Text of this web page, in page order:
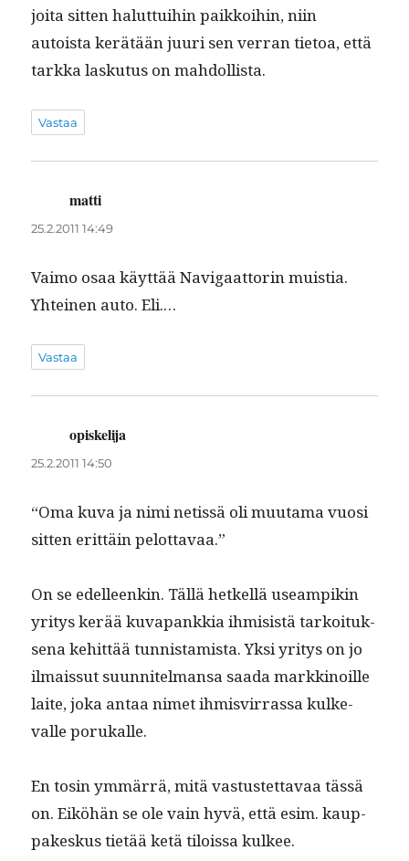
joi­ta sit­ten halut­tui­hin paikkoi­hin, niin
autoista kerätään juuri sen ver­ran tietoa, että
tark­ka lasku­tus on mahdollista.
Vastaa
matti
25.2.2011 14:49
Vaimo osaa käyt­tää Nav­i­gaat­torin muis­tia.
Yhteinen auto. Eli.…
Vastaa
opiskelija
25.2.2011 14:50
“Oma kuva ja nimi netis­sä oli muu­ta­ma vuosi
sit­ten erit­täin pelottavaa.”
On se edelleenkin. Täl­lä het­kel­lä use­ampikin
yri­tys kerää kuva­pankkia ihmi­sistä tarkoituk­
se­na kehit­tää tun­nistamista. Yksi yri­tys on jo
ilmais­sut suun­nitel­mansa saa­da markki­noille
laite, joka antaa nimet ihmisvir­ras­sa kulke­
valle porukalle.
En tosin ymmär­rä, mitä vas­tustet­tavaa tässä
on. Eiköhän se ole vain hyvä, että esim. kaup­
pakeskus tietää ketä tilois­sa kulkee.